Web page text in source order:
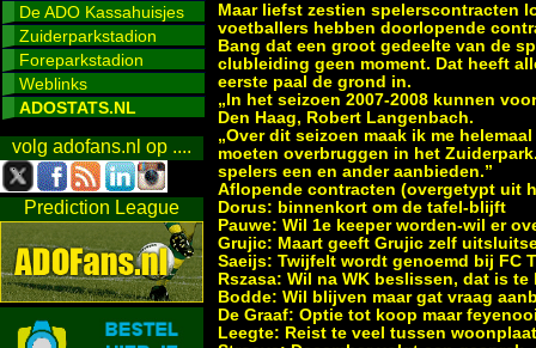
De ADO Kassahuisjes
Zuiderparkstadion
Foreparkstadion
Weblinks
ADOSTATS.NL
volg adofans.nl op ....
Prediction League
Maar liefst zestien spelerscontracten
voetballers hebben doorlopende
Bang dat een groot gedeelte van de
clubleiding geen moment. Dat heeft
eerste paal de grond in.
„In het seizoen 2007-2008 kunnen
Den Haag, Robert Langenbach.
„Over dit seizoen maak ik me
moeten overbruggen in het
spelers een en ander aanbieden.”
Aflopende contracten (overgetypt uit
Dorus: binnenkort om de tafel-blijft
Pauwe: Wil 1e keeper worden-wil er
Grujic: Maart geeft Grujic zelf
Saeijs: Twijfelt wordt genoemd bij FC
Rszasa: Wil na WK beslissen, dat is te
Bodde: Wil blijven maar gat vraag
De Graaf: Optie tot koop maar
Leegte: Reist te veel tussen